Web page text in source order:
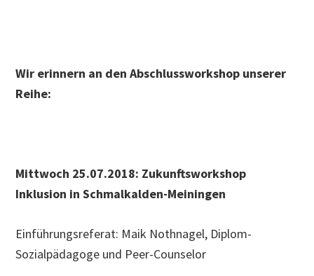
Wir erinnern an den Abschlussworkshop unserer
Reihe:
Mittwoch 25.07.2018: Zukunftsworkshop
Inklusion in Schmalkalden-Meiningen
Einführungsreferat: Maik Nothnagel, Diplom-
Sozialpädagoge und Peer-Counselor